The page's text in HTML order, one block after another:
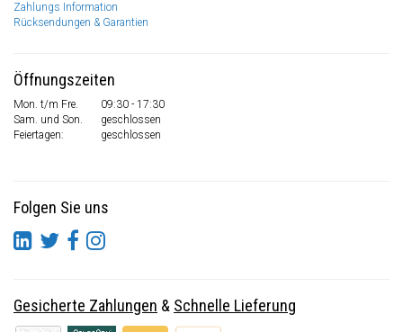
Zahlungs Information
Rücksendungen & Garantien
Öffnungszeiten
Mon. t/m Fre.
09:30 - 17:30
Sam. und Son.
geschlossen
Feiertagen:
geschlossen
Folgen Sie uns
Gesicherte Zahlungen & Schnelle Lieferung